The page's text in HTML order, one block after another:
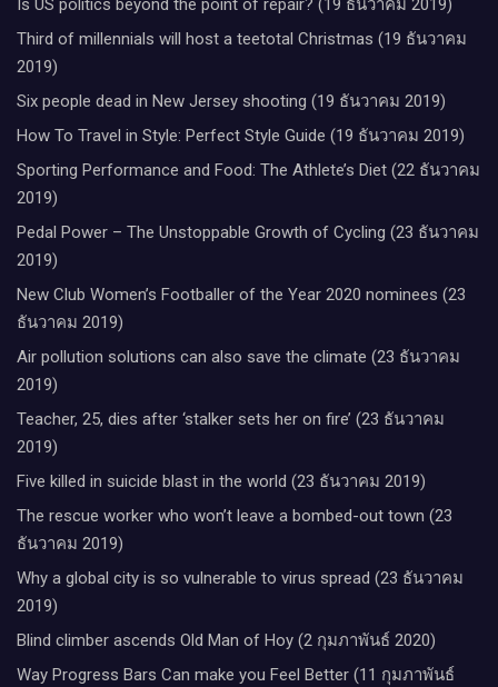
Is US politics beyond the point of repair? (19 ธันวาคม 2019)
Third of millennials will host a teetotal Christmas (19 ธันวาคม
2019)
Six people dead in New Jersey shooting (19 ธันวาคม 2019)
How To Travel in Style: Perfect Style Guide (19 ธันวาคม 2019)
Sporting Performance and Food: The Athlete’s Diet (22 ธันวาคม
2019)
Pedal Power – The Unstoppable Growth of Cycling (23 ธันวาคม
2019)
New Club Women’s Footballer of the Year 2020 nominees (23
ธันวาคม 2019)
Air pollution solutions can also save the climate (23 ธันวาคม
2019)
Teacher, 25, dies after ‘stalker sets her on fire’ (23 ธันวาคม
2019)
Five killed in suicide blast in the world (23 ธันวาคม 2019)
The rescue worker who won’t leave a bombed-out town (23
ธันวาคม 2019)
Why a global city is so vulnerable to virus spread (23 ธันวาคม
2019)
Blind climber ascends Old Man of Hoy (2 กุมภาพันธ์ 2020)
Way Progress Bars Can make you Feel Better (11 กุมภาพันธ์